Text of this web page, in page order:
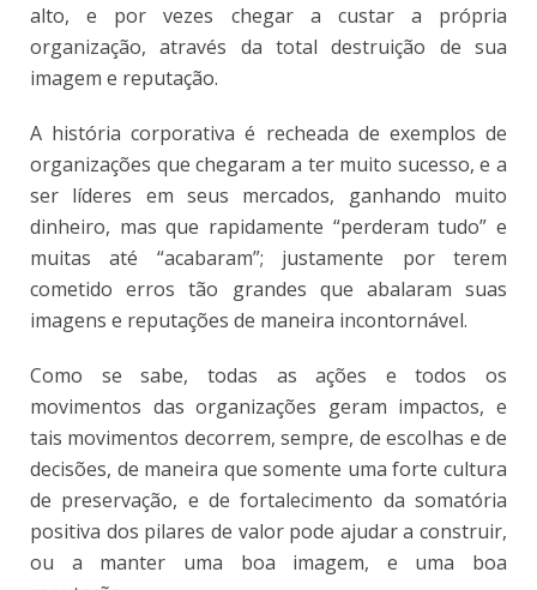
alto, e por vezes chegar a custar a própria
organização, através da total destruição de sua
imagem e reputação.
A história corporativa é recheada de exemplos de
organizações que chegaram a ter muito sucesso, e a
ser líderes em seus mercados, ganhando muito
dinheiro, mas que rapidamente “perderam tudo” e
muitas até “acabaram”; justamente por terem
cometido erros tão grandes que abalaram suas
imagens e reputações de maneira incontornável.
Como se sabe, todas as ações e todos os
movimentos das organizações geram impactos, e
tais movimentos decorrem, sempre, de escolhas e de
decisões, de maneira que somente uma forte cultura
de preservação, e de fortalecimento da somatória
positiva dos pilares de valor pode ajudar a construir,
ou a manter uma boa imagem, e uma boa